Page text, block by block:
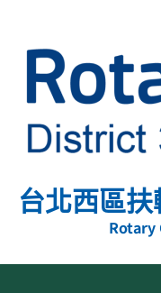
台北西區
Rotary